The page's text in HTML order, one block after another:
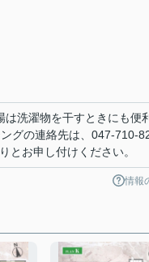
洗濯物を干すときにも便
グの連絡先は、047-710-
とお申し付けください。
情報